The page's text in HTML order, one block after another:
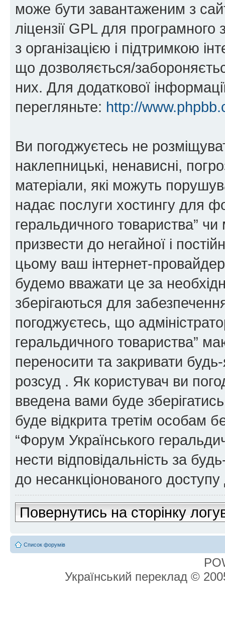
може бути завантаженим з
ліцензії GPL для
з організацією і підтримкою
що дозволяється/
них. Для додаткової
перегляньте: http://
Ви погоджуєтесь не
наклепницькі, ненависні,
матеріали, які можуть
надає послуги хостингу для
геральдичного товариства”
призвести до негайної і
цьому ваш інтернет-
будемо вважати це за
зберігаються для
погоджуєтесь, що
геральдичного товариства”
переносити та закривати
розсуд . Як користувач ви
введена вами буде
буде відкрита третім особам
“Форум Українського
нести відповідальність за
до несанкціонованого доступу
Повернутись на сторінку
Список форумів
Український переклад ©